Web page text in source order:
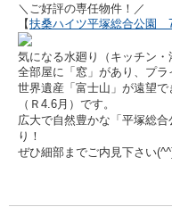
＼ご好評の専任物件！／
【扶桑ハイツ平塚総合公園
気になる水廻り（キッチン・
全部屋に「窓」があり、プラ
世界遺産「富士山」が遠望
（Ｒ4.6月）です。
広大で自然豊かな「平塚総
り！
ぜひ細部までご内見下さい